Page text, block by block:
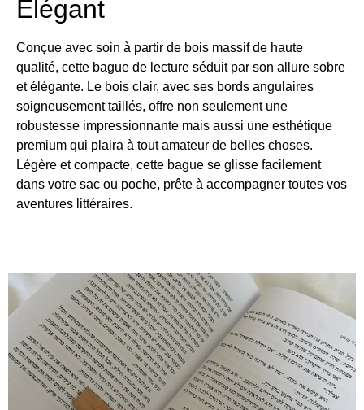
Élégant
Conçue avec soin à partir de bois massif de haute
qualité, cette bague de lecture séduit par son allure sobre
et élégante. Le bois clair, avec ses bords angulaires
soigneusement taillés, offre non seulement une
robustesse impressionnante mais aussi une esthétique
premium qui plaira à tout amateur de belles choses.
Légère et compacte, cette bague se glisse facilement
dans votre sac ou poche, prête à accompagner toutes vos
aventures littéraires.